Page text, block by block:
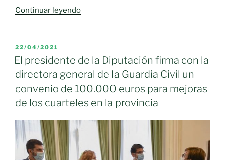
Continuar leyendo«Reunión
en
del
PSOE
de
Moral
Calatrava»
PUBLICADO
EL
22/04/2021
El presidente de la Diputación firma con la
directora general de la Guardia Civil un
convenio de 100.000 euros para mejoras
de los cuarteles en la provincia